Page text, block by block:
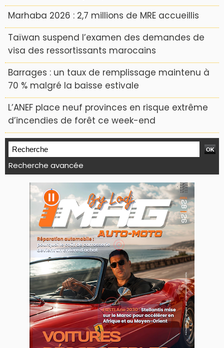
Marhaba 2026 : 2,7 millions de MRE accueillis
Taïwan suspend l’examen des demandes de
visa des ressortissants marocains
Barrages : un taux de remplissage maintenu à
70 % malgré la baisse estivale
L’ANEF place neuf provinces en risque extrême
d’incendies de forêt ce week-end
Recherche avancée